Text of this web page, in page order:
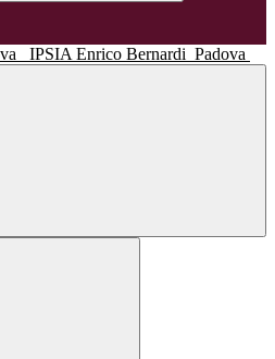
IPSIA Enrico Bernardi Padova